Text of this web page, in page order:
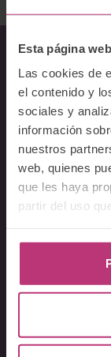
Esta página
Las cookies de
el contenido y
sociales y
información
nuestros
web, quienes
que les haya
partir del uso
Conferencia